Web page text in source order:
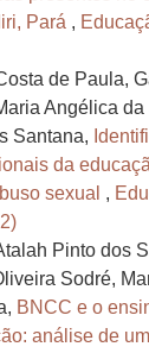
Pará ,
de Paula,
Angélica
Santana,
da
sexual ,
Pinto dos
Sodré,
BNCC e o
análise de